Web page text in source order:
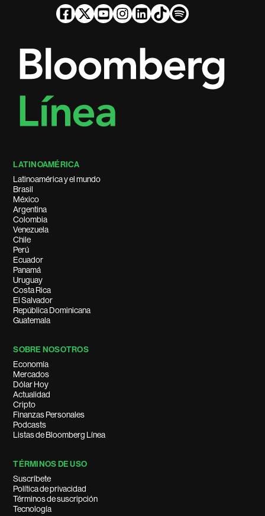
LATINOAMÉRICA
Latinoamérica y el mundo
Brasil
México
Argentina
Colombia
Venezuela
Chile
Perú
Ecuador
Panamá
Uruguay
Costa Rica
El Salvador
República Dominicana
Guatemala
SOBRE NOSOTROS
Economía
Mercados
Dólar Hoy
Actualidad
Cripto
Finanzas Personales
Podcasts
Listas de Bloomberg Línea
TÉRMINOS DE USO
Suscríbete
Política de privacidad
Términos de suscripción
Tecnología